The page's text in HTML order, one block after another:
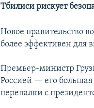
Тбилиси рискует
Новое правительство
более эффективен для
Премьер-министр
Россией — его большая
перепалки с